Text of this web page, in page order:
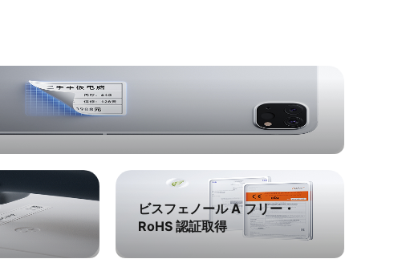
ビスフェノール A フリー・
RoHS 認証取得